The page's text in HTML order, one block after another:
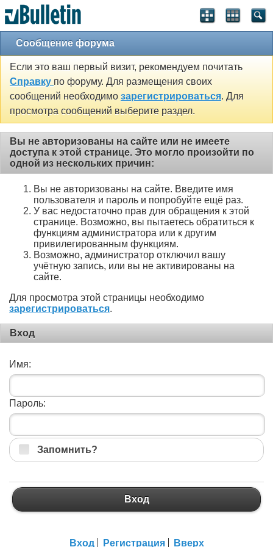
Сообщение форума
Если это ваш первый визит, рекомендуем почитать
Справку по форуму. Для размещения своих
сообщений необходимо зарегистрироваться. Для
просмотра сообщений выберите раздел.
Вы не авторизованы на сайте или не имеете
доступа к этой странице. Это могло произойти по
одной из нескольких причин:
Вы не авторизованы на сайте. Введите имя
пользователя и пароль и попробуйте ещё раз.
У вас недостаточно прав для обращения к этой
странице. Возможно, вы пытаетесь обратиться к
функциям администратора или к другим
привилегированным функциям.
Возможно, администратор отключил вашу
учётную запись, или вы не активированы на
сайте.
Для просмотра этой страницы необходимо
зарегистрироваться.
Вход
Имя:
Пароль:
Запомнить?
Вход
Вход Регистрация Вверх